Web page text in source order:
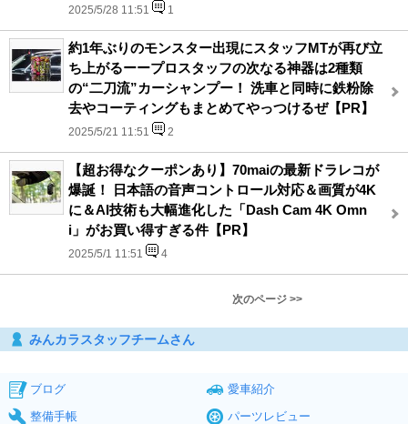
2025/5/28 11:51 1
約1年ぶりのモンスター出現にスタッフMTが再び立
ち上がるーープロスタッフの次なる神器は2種類
の“二刀流”カーシャンプー！ 洗車と同時に鉄粉除
去やコーティングもまとめてやっつけるぜ【PR】
2025/5/21 11:51 2
【超お得なクーポンあり】70maiの最新ドラレコが
爆誕！ 日本語の音声コントロール対応＆画質が4K
に＆AI技術も大幅進化した「Dash Cam 4K Omn
i」がお買い得すぎる件【PR】
2025/5/1 11:51 4
次のページ >>
みんカラスタッフチームさん
ブログ
愛車紹介
整備手帳
パーツレビュー